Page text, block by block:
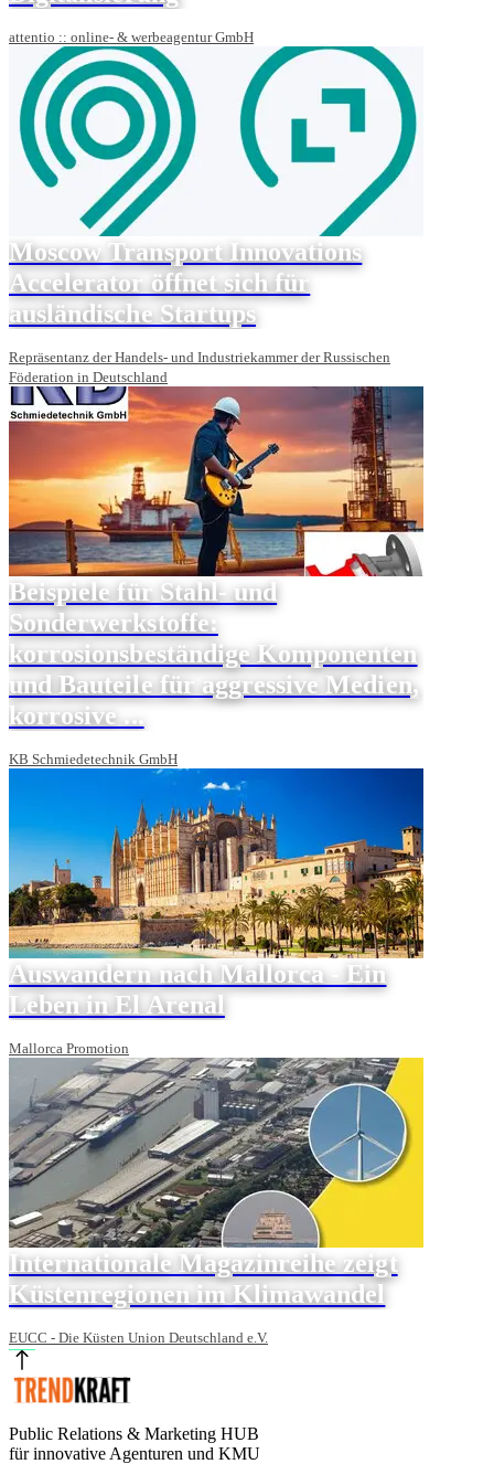
attentio :: online- & werbeagentur GmbH
Moscow Transport Innovations
Accelerator öffnet sich für
ausländische Startups
Repräsentanz der Handels- und Industriekammer der Russischen
Föderation in Deutschland
Beispiele für Stahl- und
Sonderwerkstoffe:
korrosionsbeständige Komponenten
und Bauteile für aggressive Medien,
korrosive ...
KB Schmiedetechnik GmbH
Auswandern nach Mallorca - Ein
Leben in El Arenal
Mallorca Promotion
Internationale Magazinreihe zeigt
Küstenregionen im Klimawandel
EUCC - Die Küsten Union Deutschland e.V.
Public Relations & Marketing HUB
für innovative Agenturen und KMU